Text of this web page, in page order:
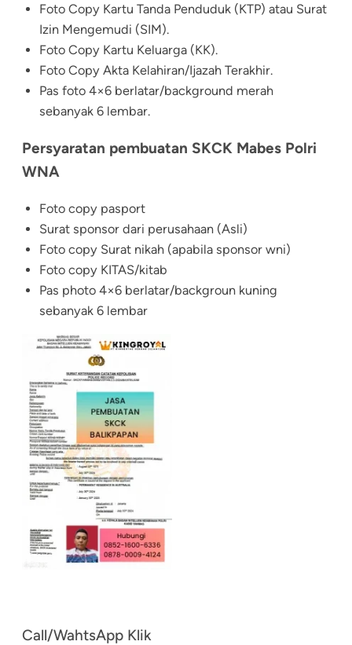
Foto Copy Kartu Tanda Penduduk (KTP) atau Surat
Izin Mengemudi (SIM).
Foto Copy Kartu Keluarga (KK).
Foto Copy Akta Kelahiran/Ijazah Terakhir.
Pas foto 4×6 berlatar/background merah
sebanyak 6 lembar.
Persyaratan pembuatan SKCK Mabes Polri
WNA
Foto copy pasport
Surat sponsor dari perusahaan (Asli)
Foto copy Surat nikah (apabila sponsor wni)
Foto copy KITAS/kitab
Pas photo 4×6 berlatar/backgroun kuning
sebanyak 6 lembar
Call/WahtsApp Klik